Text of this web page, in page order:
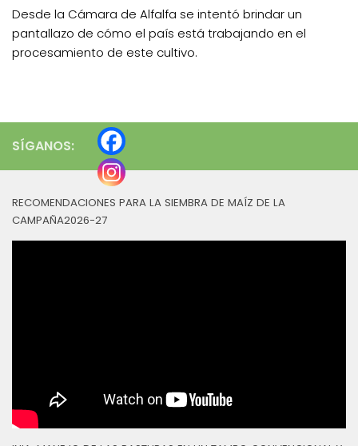
Desde la Cámara de Alfalfa se intentó brindar un
pantallazo de cómo el país está trabajando en el
procesamiento de este cultivo.
SÍGANOS:
RECOMENDACIONES PARA LA SIEMBRA DE MAÍZ DE LA
CAMPAÑA2026-27